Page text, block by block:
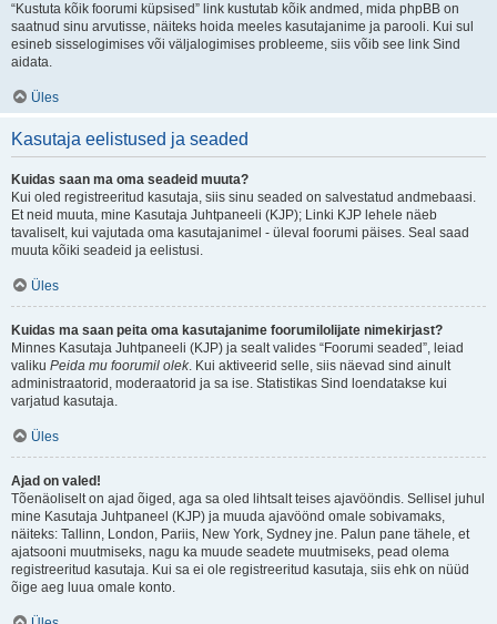
“Kustuta kõik foorumi küpsised” link kustutab kõik andmed, mida phpBB on
saatnud sinu arvutisse, näiteks hoida meeles kasutajanime ja parooli. Kui sul
esineb sisselogimises või väljalogimises probleeme, siis võib see link Sind
aidata.
Üles
Kasutaja eelistused ja seaded
Kuidas saan ma oma seadeid muuta?
Kui oled registreeritud kasutaja, siis sinu seaded on salvestatud andmebaasi.
Et neid muuta, mine Kasutaja Juhtpaneeli (KJP); Linki KJP lehele näeb
tavaliselt, kui vajutada oma kasutajanimel - üleval foorumi päises. Seal saad
muuta kõiki seadeid ja eelistusi.
Üles
Kuidas ma saan peita oma kasutajanime foorumilolijate nimekirjast?
Minnes Kasutaja Juhtpaneeli (KJP) ja sealt valides “Foorumi seaded”, leiad
valiku Peida mu foorumil olek. Kui aktiveerid selle, siis näevad sind ainult
administraatorid, moderaatorid ja sa ise. Statistikas Sind loendatakse kui
varjatud kasutaja.
Üles
Ajad on valed!
Tõenäoliselt on ajad õiged, aga sa oled lihtsalt teises ajavööndis. Sellisel juhul
mine Kasutaja Juhtpaneel (KJP) ja muuda ajavöönd omale sobivamaks,
näiteks: Tallinn, London, Pariis, New York, Sydney jne. Palun pane tähele, et
ajatsooni muutmiseks, nagu ka muude seadete muutmiseks, pead olema
registreeritud kasutaja. Kui sa ei ole registreeritud kasutaja, siis ehk on nüüd
õige aeg luua omale konto.